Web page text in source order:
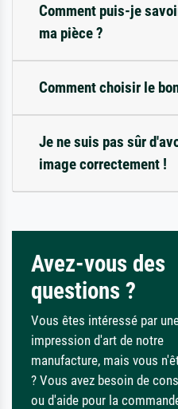
Comment puis-je
ma pièce ?
Comment choisir le
Je ne suis pas sûr
image correctement !
Avez-vous des
questions ?
Vous êtes intéressé par
impression d'art de notre
manufacture, mais vous
? Vous avez besoin de
ou d'aide pour la